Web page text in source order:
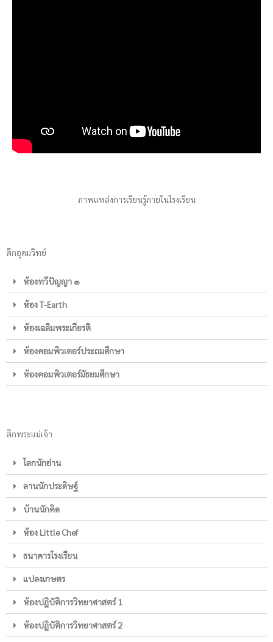
ภาพแหล่งการเรียนรู้ภายในโรงเรียน
ตึกอุดมวิทย์
ห้องทวีปัญญา ๑
ห้อง T-Earth
ห้องเฉลิมพระเกียรติ
ห้องคอมพิวเตอร์ประถมศึกษา
ห้องคอมพิวเตอร์มัธยมศึกษา
ตึกพระแม่เจ้า
โลกนักอ่าน
ลานนักประดิษฐ์
บ้านนักคิด
ห้อง Little Chef
ธนาคารโรงเรียน
แปลงเกษตร
ห้องปฎิบัติการวิทยาศาสตร์ 1
ห้องปฎิบัติการวิทยาศาสตร์ 2